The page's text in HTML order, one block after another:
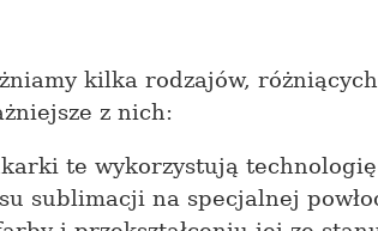
kilka rodzajów,
z nich:
te wykorzystują
sublimacji na specjalnej